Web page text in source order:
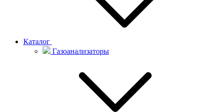
Каталог
Газоанализаторы